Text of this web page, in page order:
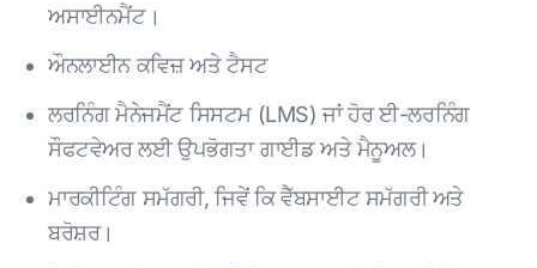
ਅਸਾਈਨਮੈਂਟ।
ਔਨਲਾਈਨ ਕਵਿਜ਼ ਅਤੇ ਟੈਸਟ
ਲਰਨਿੰਗ ਮੈਨੇਜਮੈਂਟ ਸਿਸਟਮ (LMS) ਜਾਂ ਹੋਰ ਈ-ਲਰਨਿੰਗ
ਸੌਫਟਵੇਅਰ ਲਈ ਉਪਭੋਗਤਾ ਗਾਈਡ ਅਤੇ ਮੈਨੂਅਲ।
ਮਾਰਕੀਟਿੰਗ ਸਮੱਗਰੀ, ਜਿਵੇਂ ਕਿ ਵੈੱਬਸਾਈਟ ਸਮੱਗਰੀ ਅਤੇ
ਬਰੋਸ਼ਰ।